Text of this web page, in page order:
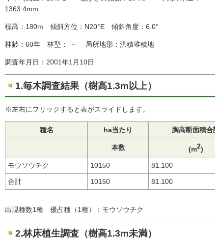
1363.4mm
標高：180m 傾斜方位：N20°E 傾斜角度：6.0°
林齢：60年 林型： － 局所地形：洪積堆積地
調査年月日：2001年1月10日
1.毎木調査結果（樹高1.3m以上）
※左右にフリックすると表がスライドします。
種名 ha当たり 胸高断面積合計
本数 (m2)
モウソウチク 10150 81.100
合計 10150 81.100
出現種数1種 優占種（1種）：モウソウチク
2.林床植生調査（樹高1.3m未満）